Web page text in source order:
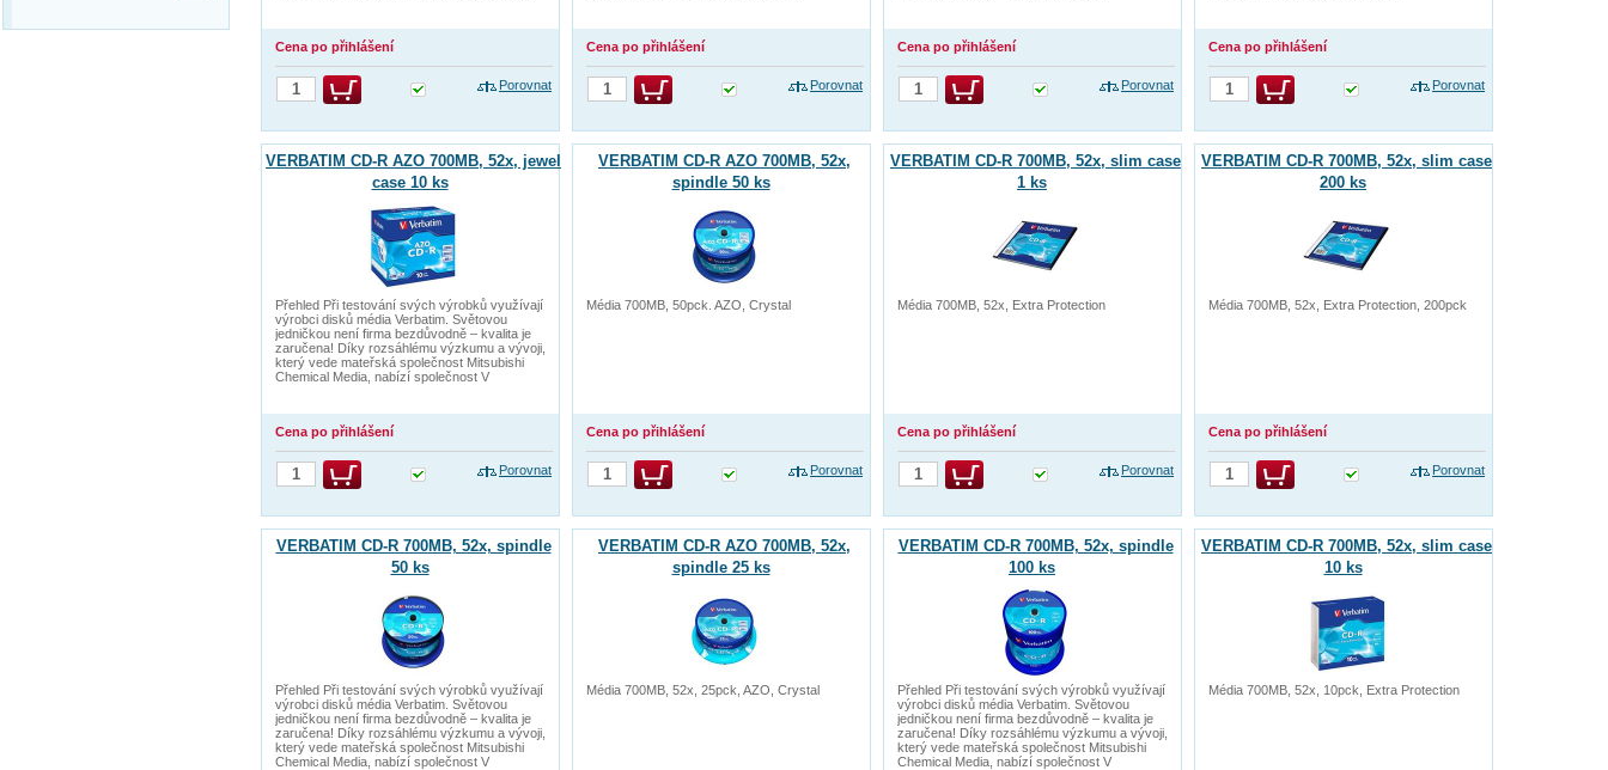
Cena po přihlášení
Porovnat
Cena po přihlášení
Porovnat
Cena po přihlášení
Porovnat
Cena po přihlášení
Porovnat
VERBATIM CD-R AZO 700MB, 52x, jewel
case 10 ks
Přehled Při testování svých výrobků využívají
výrobci disků média Verbatim. Světovou
jedničkou není firma bezdůvodně – kvalita je
zaručena! Díky rozsáhlému výzkumu a vývoji,
který vede mateřská společnost Mitsubishi
Chemical Media, nabízí společnost V
Cena po přihlášení
Porovnat
VERBATIM CD-R AZO 700MB, 52x,
spindle 50 ks
Média 700MB, 50pck. AZO, Crystal
Cena po přihlášení
Porovnat
VERBATIM CD-R 700MB, 52x, slim case
1 ks
Média 700MB, 52x, Extra Protection
Cena po přihlášení
Porovnat
VERBATIM CD-R 700MB, 52x, slim case
200 ks
Média 700MB, 52x, Extra Protection, 200pck
Cena po přihlášení
Porovnat
VERBATIM CD-R 700MB, 52x, spindle
50 ks
Přehled Při testování svých výrobků využívají
výrobci disků média Verbatim. Světovou
jedničkou není firma bezdůvodně – kvalita je
zaručena! Díky rozsáhlému výzkumu a vývoji,
který vede mateřská společnost Mitsubishi
Chemical Media, nabízí společnost V
VERBATIM CD-R AZO 700MB, 52x,
spindle 25 ks
Média 700MB, 52x, 25pck, AZO, Crystal
VERBATIM CD-R 700MB, 52x, spindle
100 ks
Přehled Při testování svých výrobků využívají
výrobci disků média Verbatim. Světovou
jedničkou není firma bezdůvodně – kvalita je
zaručena! Díky rozsáhlému výzkumu a vývoji,
který vede mateřská společnost Mitsubishi
Chemical Media, nabízí společnost V
VERBATIM CD-R 700MB, 52x, slim case
10 ks
Média 700MB, 52x, 10pck, Extra Protection